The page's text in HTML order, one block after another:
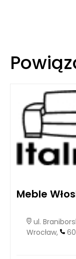
Meble
ul.
Wrocław,